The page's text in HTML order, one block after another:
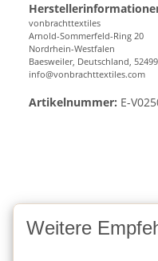
vonbrachttextiles
Arnold-Sommerfeld-Ring 20
Nordrhein-Westfalen
Baesweiler, Deutschland, 52499
info@vonbrachttextiles.com
Artikelnummer: E-
Weitere